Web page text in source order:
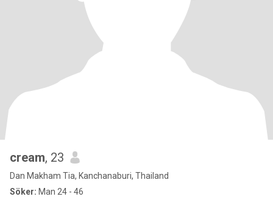
cream, 23
Dan Makham Tia, Kanchanaburi, Thailand
Söker: Man 24 - 46